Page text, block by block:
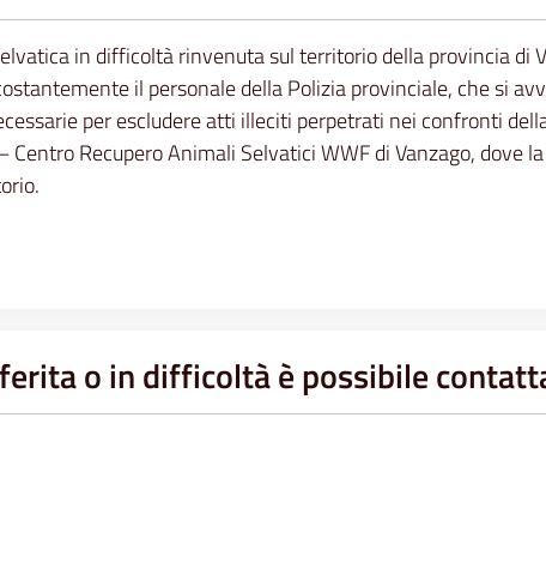
in difficoltà rinvenuta sul territorio della provincia di
il personale della Polizia provinciale, che si
per escludere atti illeciti perpetrati nei confronti
Recupero Animali Selvatici WWF di Vanzago, dove
o in difficoltà è possibile